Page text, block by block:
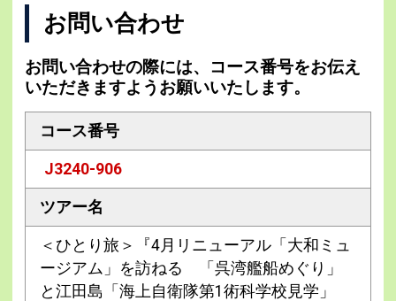
お問い合わせ
お問い合わせの際には、コース番号をお伝え
いただきますようお願いいたします。
コース番号
J3240-906
ツアー名
＜ひとり旅＞『4月リニューアル「大和ミュ
ージアム」を訪ねる 「呉湾艦船めぐり」
と江田島「海上自衛隊第1術科学校見学」